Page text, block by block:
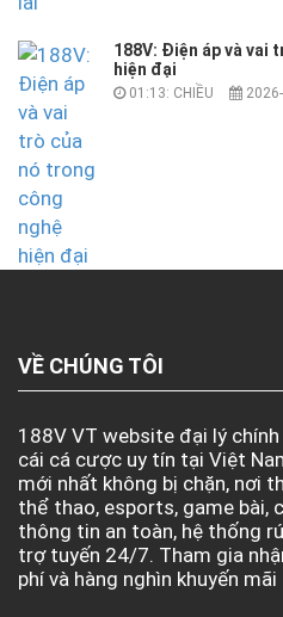
188V: Điện áp và vai
hiện đại
01:13: CHIỀU
VỀ CHÚNG TÔI
188V VT website đại lý
cái cá cược uy tín tại Việt
mới nhất không bị chặn, nơi
thể thao, esports, game bài,
thông tin an toàn, hệ thống
trợ tuyến 24/7. Tham gia
phí và hàng nghìn khuyến